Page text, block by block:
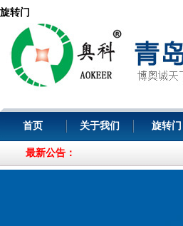
旋转门
首页 关于我们 旋转门
最新公告：